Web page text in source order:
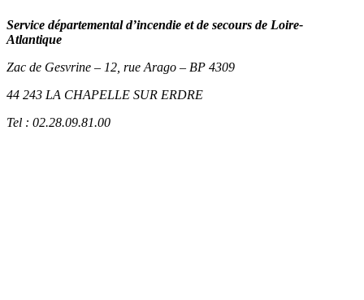
Service départemental d’incendie et de secours de Loire-
Atlantique
Zac de Gesvrine – 12, rue Arago – BP 4309
44 243 LA CHAPELLE SUR ERDRE
Tel : 02.28.09.81.00